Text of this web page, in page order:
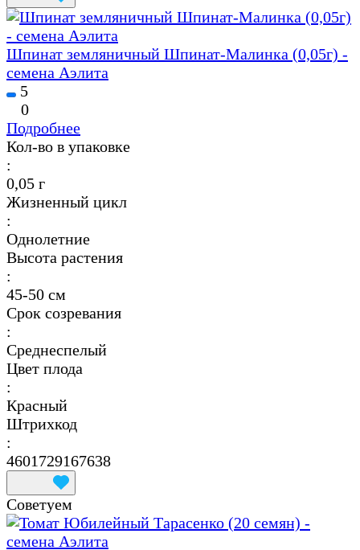
Шпинат земляничный Шпинат-Малинка (0,05г) -
семена Аэлита
5
0
Подробнее
Кол-во в упаковке
:
0,05 г
Жизненный цикл
:
Однолетние
Высота растения
:
45-50 см
Срок созревания
:
Среднеспелый
Цвет плода
:
Красный
Штрихкод
:
4601729167638
Советуем